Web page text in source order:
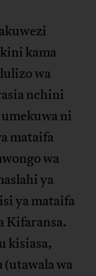
kama
wa
nchini
ni
mataifa
wa
ya
ya mataifa
Kifaransa.
kisiasa,
wa